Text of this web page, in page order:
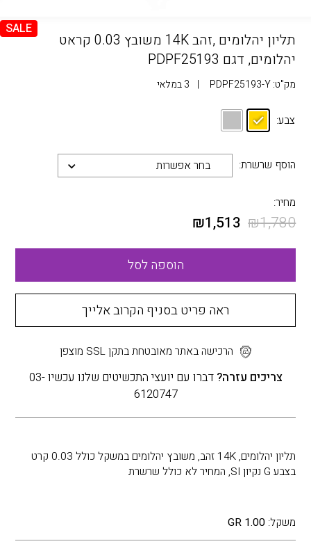
SALE
תליון יהלומים ,זהב 14K משובץ 0.03 קראט
יהלומים, דגם PDPF25193
מק"ט:PDPF25193-Y
| 3 במלאי
צבע:
הוסף שרשרת: בחר אפשרות
מחיר:
₪1,780
₪1,513
הוספה לסל
ראה פריט בסניף הקרוב אלייך
הרכישה באתר מאובטחת בתקן SSL מוצפן
צריכים עזרה?
דברו עם יועצי התכשיטים שלנו עכשיו 03-
6120747
תליון יהלומים, 14K זהב, משובץ יהלומים במשקל כולל 0.03 קרט
בצבע G נקיון SI, המחיר לא כולל שרשרת
משקל: 1.00 GR